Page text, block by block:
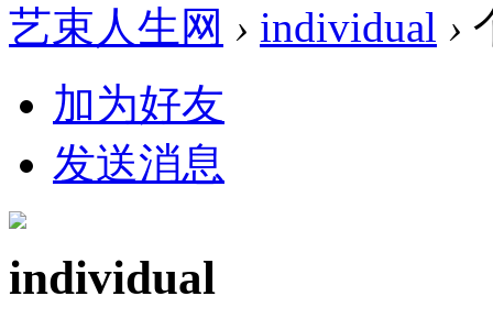
艺束人生网 › individual ›
加为好友
发送消息
individual